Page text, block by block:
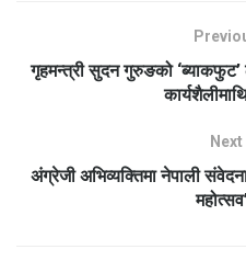
गृहमन्त्री सुदन गुरुङको ‘ब्याकफुट’
अंग्रेजी अभिव्यक्तिमा नेपाली